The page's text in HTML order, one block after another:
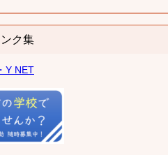
ンク集
Y NET